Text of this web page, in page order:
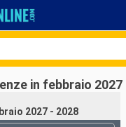
in febbraio 2027
2027 - 2028